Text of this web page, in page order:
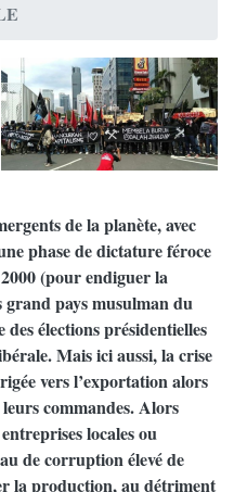
de la planète, avec
phase de dictature féroce
(pour endiguer la
pays musulman du
élections présidentielles
Mais ici aussi, la crise
vers l’exportation alors
commandes. Alors
locales ou
de corruption élevé de
la production, au détriment